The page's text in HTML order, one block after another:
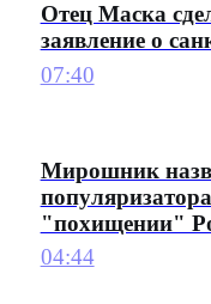
Отец Маска
заявление о
07:40
Мирошник
"похищении"
04:44